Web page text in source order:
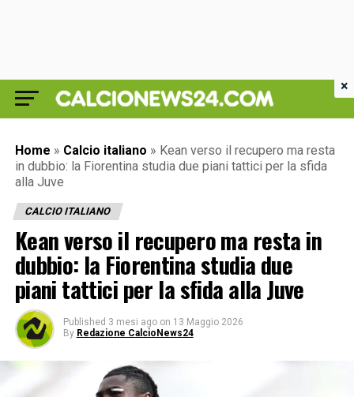
Home » Calcio italiano » Kean verso il recupero ma resta
in dubbio: la Fiorentina studia due piani tattici per la sfida
alla Juve
CALCIO ITALIANO
Kean verso il recupero ma resta in
dubbio: la Fiorentina studia due
piani tattici per la sfida alla Juve
Published 3 mesi ago on 13 Maggio 2026
By Redazione CalcioNews24
×